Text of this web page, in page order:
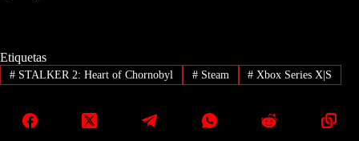
Etiquetas
#STALKER 2: Heart of Chornobyl #Steam # Xbox Series X|S